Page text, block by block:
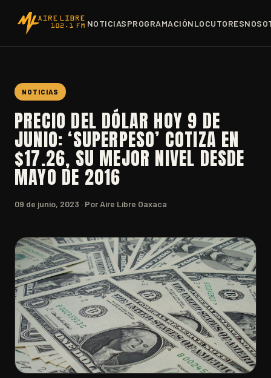
NOTICIASPROGRAMACIÓNLOCUTORES
NOTICIAS
PRECIO DEL DÓLAR HOY 9 DE
JUNIO: ‘SUPERPESO’ COTIZA EN
$17.26, SU MEJOR NIVEL DESDE
MAYO DE 2016
09 de junio, 2023 · Por Aire Libre Oaxaca